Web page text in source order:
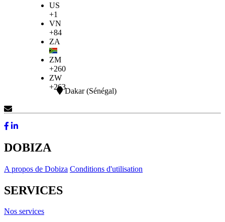
US
+1
VN
+84
ZA
ZM
+260
ZW
+263Dakar (Sénégal)
DOBIZA
A propos de Dobiza Conditions d'utilisation
SERVICES
Nos services